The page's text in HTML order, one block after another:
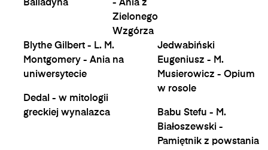
Balladyna
- Ania z
Zielonego
Wzgórza
Blythe Gilbert - L. M.
Montgomery - Ania na
uniwersytecie
Dedal - w mitologii
greckiej wynalazca
Jedwabiński
Eugeniusz - M.
Musierowicz - Opium
w rosole
Babu Stefu - M.
Białoszewski -
Pamiętnik z powstania